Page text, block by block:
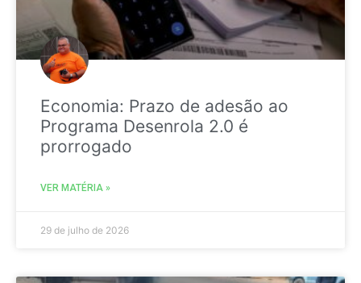
Economia: Prazo de adesão ao
Programa Desenrola 2.0 é
prorrogado
VER MATÉRIA »
29 de julho de 2026